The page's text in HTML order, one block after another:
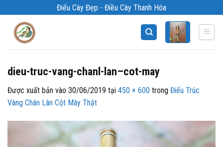
qua
Điếu Cày Đẹp - Điều Cày Thanh Hóa
dieu-truc-vang-chanl-lan–cot-may
Được xuất bản vào 30/06/2019 tại 450 × 600 trong Điếu Trúc
Vàng Chân Lân Cột Mây Thật